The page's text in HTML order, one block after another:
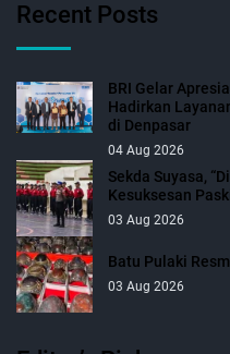
Recent Posts
BRI Gelar
Hadirkan
di Denpasar
04 Aug 2026
Sekda Suyasa,
Kesuksesan
03 Aug 2026
Batu Pulaki
03 Aug 2026